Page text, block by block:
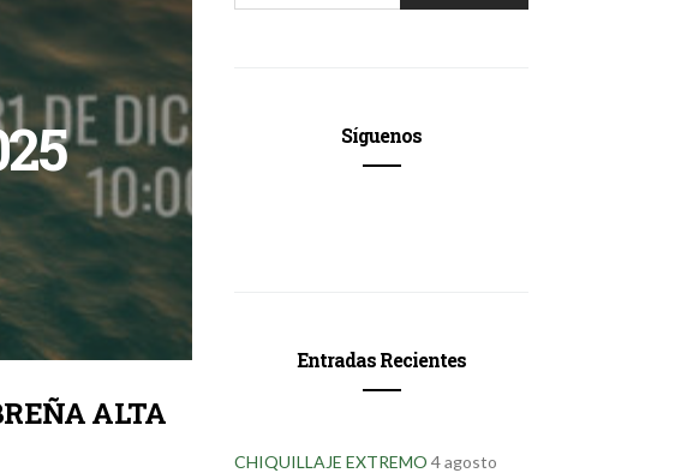
ALTA
Síguenos
Entradas Recientes
CHIQUILLAJE EXTREMO 4 agosto